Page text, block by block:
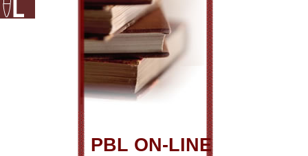
PBL ON-LINE